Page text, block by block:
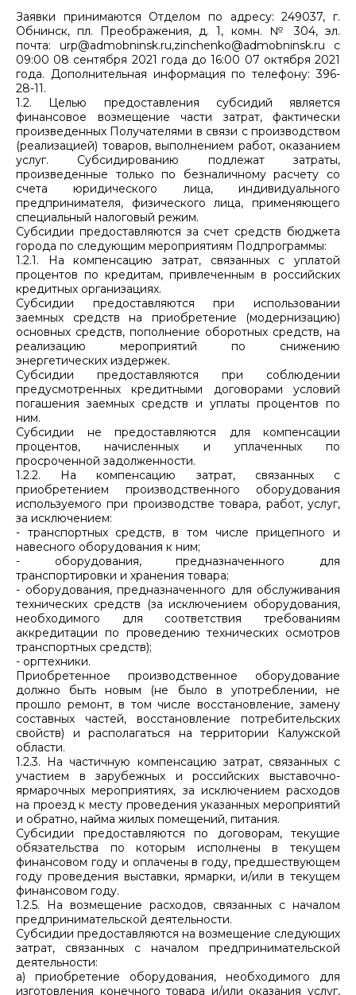
Заявки принимаются Отделом по адресу: 249037, г.
Обнинск, пл. Преображения, д. 1, комн. № 304, эл.
почта: urp@admobninsk.ru,zinchenko@admobninsk.ru с
09:00 08 сентября 2021 года до 16:00 07 октября 2021
года. Дополнительная информация по телефону: 396-
28-11.
1.2. Целью предоставления субсидий является
финансовое возмещение части затрат, фактически
произведенных Получателями в связи с производством
(реализацией) товаров, выполнением работ, оказанием
услуг. Субсидированию подлежат затраты,
произведенные только по безналичному расчету со
счета юридического лица, индивидуального
предпринимателя, физического лица, применяющего
специальный налоговый режим.
Субсидии предоставляются за счет средств бюджета
города по следующим мероприятиям Подпрограммы:
1.2.1. На компенсацию затрат, связанных с уплатой
процентов по кредитам, привлеченным в российских
кредитных организациях.
Субсидии предоставляются при использовании
заемных средств на приобретение (модернизацию)
основных средств, пополнение оборотных средств, на
реализацию мероприятий по снижению
энергетических издержек.
Субсидии предоставляются при соблюдении
предусмотренных кредитными договорами условий
погашения заемных средств и уплаты процентов по
ним.
Субсидии не предоставляются для компенсации
процентов, начисленных и уплаченных по
просроченной задолженности.
1.2.2. На компенсацию затрат, связанных с
приобретением производственного оборудования
используемого при производстве товара, работ, услуг,
за исключением:
- транспортных средств, в том числе прицепного и
навесного оборудования к ним;
- оборудования, предназначенного для
транспортировки и хранения товара;
- оборудования, предназначенного для обслуживания
технических средств (за исключением оборудования,
необходимого для соответствия требованиям
аккредитации по проведению технических осмотров
транспортных средств);
- оргтехники.
Приобретенное производственное оборудование
должно быть новым (не было в употреблении, не
прошло ремонт, в том числе восстановление, замену
составных частей, восстановление потребительских
свойств) и располагаться на территории Калужской
области.
1.2.3. На частичную компенсацию затрат, связанных с
участием в зарубежных и российских выставочно-
ярмарочных мероприятиях, за исключением расходов
на проезд к месту проведения указанных мероприятий
и обратно, найма жилых помещений, питания.
Субсидии предоставляются по договорам, текущие
обязательства по которым исполнены в текущем
финансовом году и оплачены в году, предшествующем
году проведения выставки, ярмарки, и/или в текущем
финансовом году.
1.2.5. На возмещение расходов, связанных с началом
предпринимательской деятельности.
Субсидии предоставляются на возмещение следующих
затрат, связанных с началом предпринимательской
деятельности:
а) приобретение оборудования, необходимого для
изготовления конечного товара и/или оказания услуг,